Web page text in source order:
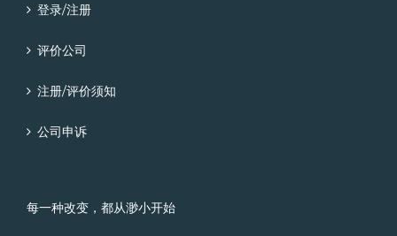
登录/注册
评价公司
注册/评价须知
公司申诉
每一种改变，都从渺小开始